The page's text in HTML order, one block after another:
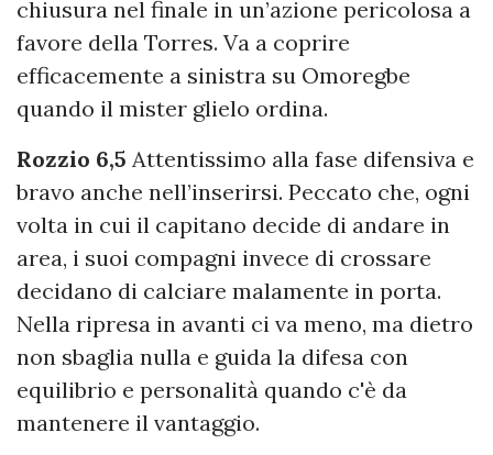
chiusura nel finale in un’azione pericolosa a
favore della Torres. Va a coprire
efficacemente a sinistra su Omoregbe
quando il mister glielo ordina.
Rozzio 6,5 Attentissimo alla fase difensiva e
bravo anche nell’inserirsi. Peccato che, ogni
volta in cui il capitano decide di andare in
area, i suoi compagni invece di crossare
decidano di calciare malamente in porta.
Nella ripresa in avanti ci va meno, ma dietro
non sbaglia nulla e guida la difesa con
equilibrio e personalità quando c'è da
mantenere il vantaggio.